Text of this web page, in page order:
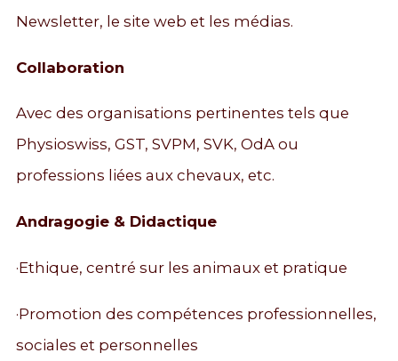
Newsletter, le site web et les médias.
Collaboration
Avec des organisations pertinentes tels que
Physioswiss, GST, SVPM, SVK, OdA ou
professions liées aux chevaux, etc.
Andragogie & Didactique
·Ethique, centré sur les animaux et pratique
·Promotion des compétences professionnelles,
sociales et personnelles